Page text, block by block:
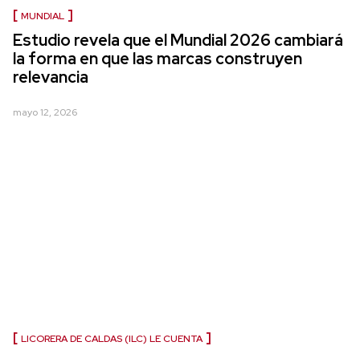
MUNDIAL
Estudio revela que el Mundial 2026 cambiará
la forma en que las marcas construyen
relevancia
mayo 12, 2026
LICORERA DE CALDAS (ILC) LE CUENTA